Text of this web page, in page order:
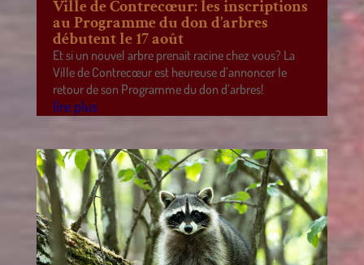
Ville de Contrecœur: les inscriptions
au Programme du don d’arbres
débutent le 17 août
Et si un nouvel arbre prenait racine chez vous? La
Ville de Contrecœur est heureuse d’annoncer le
retour de son Programme du don d’arbres!
lire plus